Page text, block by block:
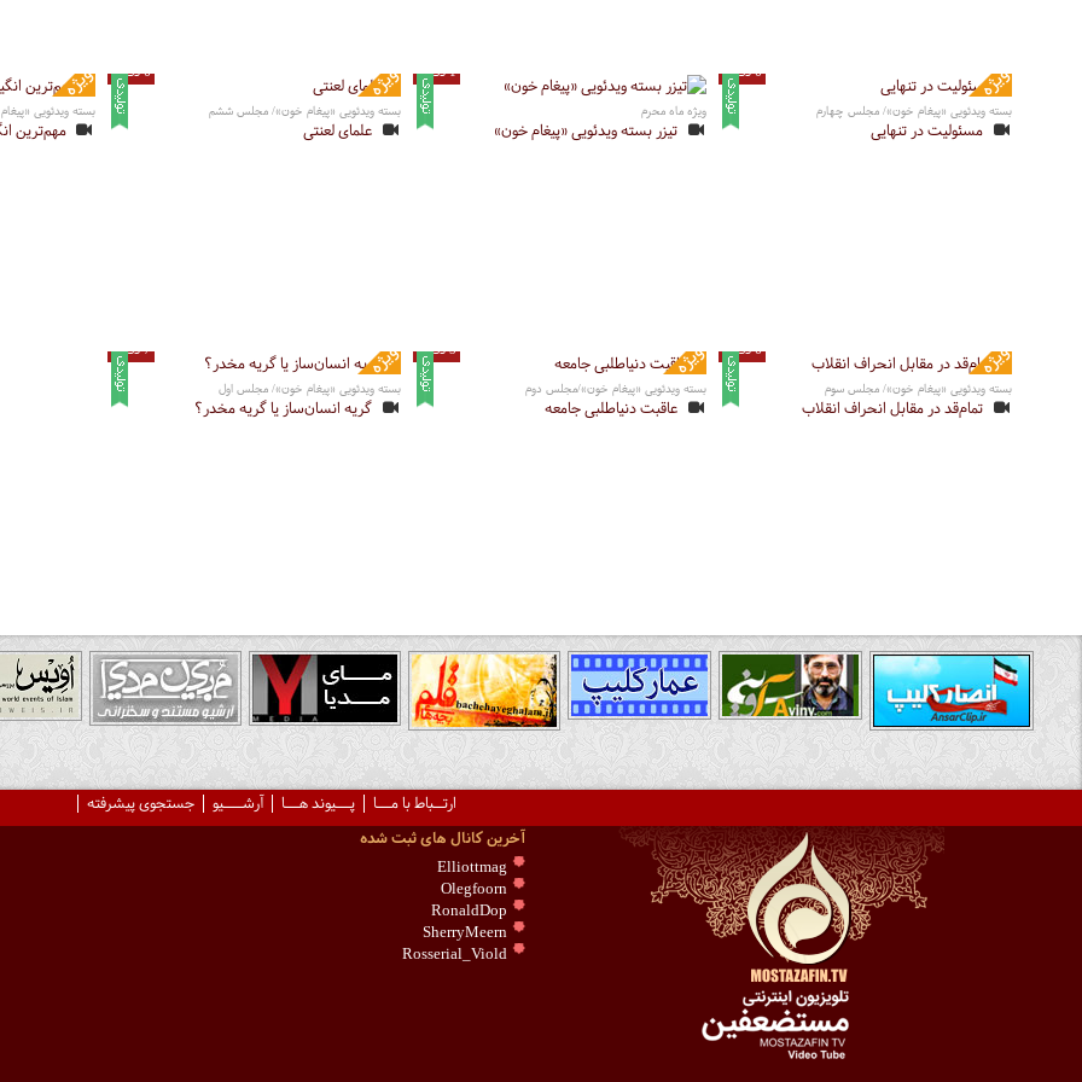
6 دقیقه
بسته ویدئویی «پیغام خون»/ مجلس چهارم
مسئولیت در تنهایی
1 دقیقه
ویژه ماه محرم
تیزر بسته ویدئویی «پیغام خون»
6 دقیقه
بسته ویدئویی «پیغام خون»/ مجلس ششم
علمای لعنتی
بسته ویدئویی
مهم‌ترین
6 دقیقه
بسته ویدئویی «پیغام خون»/ مجلس سوم
تمام‌قد در مقابل انحراف انقلاب
5 دقیقه
بسته ویدئویی «پیغام خون»/مجلس دوم
عاقبت دنیاطلبی جامعه
7 دقیقه
بسته ویدئویی «پیغام خون»/ مجلس اول
گریه انسان‌ساز یا گریه مخدر؟
ارتــباط با مـــا پـــیوند هـــا آرشــــیو جستجوی پیشرفته
آخرین کانال های ثبت شده
Elliottmag
Olegfoorn
RonaldDop
SherryMeern
Rosserial_Viold